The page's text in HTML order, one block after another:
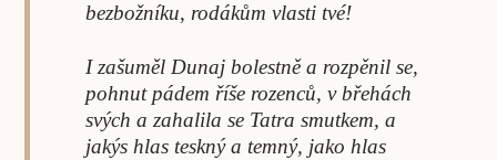
bezbožníku, rodákům vlasti tvé!
I zašuměl Dunaj bolestně a rozpěnil se,
pohnut pádem říše rozenců, v břehách
svých a zahalila se Tatra smutkem, a
jakýs hlas teskný a temný, jako hlas